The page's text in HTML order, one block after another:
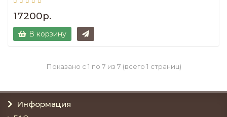
17200р.
В корзину
Показано с 1 по 7 из 7 (всего 1 страниц)
Информация